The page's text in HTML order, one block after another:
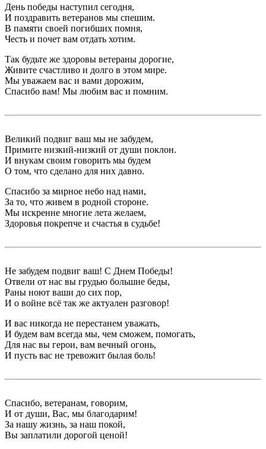
День победы наступил сегодня,
И поздравить ветеранов мы спешим.
В памяти своей погибших помня,
Честь и почет вам отдать хотим.
Так будьте же здоровы ветераны дорогие,
Живите счастливо и долго в этом мире.
Мы уважаем вас и вами дорожим,
Спасибо вам! Мы любим вас и помним.
Великий подвиг ваш мы не забудем,
Примите низкий-низкий от души поклон.
И внукам своим говорить мы будем
О том, что сделано для них давно.
Спасибо за мирное небо над нами,
За то, что живем в родной стороне.
Мы искренне многие лета желаем,
Здоровья покрепче и счастья в судьбе!
Не забудем подвиг ваш! С Днем Победы!
Отвели от нас вы грудью большие беды,
Раны ноют ваши до сих пор,
И о войне всё так же актуален разговор!
И вас никогда не перестанем уважать,
И будем вам всегда мы, чем сможем, помогать,
Для нас вы герои, вам вечный огонь,
И пусть вас не тревожит былая боль!
Спасибо, ветеранам, говорим,
И от души, Вас, мы благодарим!
За нашу жизнь, за наш покой,
Вы заплатили дорогой ценой!